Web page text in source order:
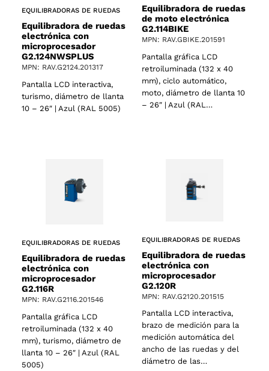
EQUILIBRADORAS DE RUEDAS
Equilibradora de ruedas
electrónica con
microprocesador
G2.124NWSPLUS
MPN: RAV.G2124.201317
Pantalla LCD interactiva,
turismo, diámetro de llanta
10 – 26″ | Azul (RAL 5005)
Equilibradora de ruedas
de moto electrónica
G2.114BIKE
MPN: RAV.GBIKE.201591
Pantalla gráfica LCD
retroiluminada (132 x 40
mm), ciclo automático,
moto, diámetro de llanta 10
– 26″ | Azul (RAL…
EQUILIBRADORAS DE RUEDAS
Equilibradora de ruedas
electrónica con
microprocesador
G2.116R
MPN: RAV.G2116.201546
Pantalla gráfica LCD
retroiluminada (132 x 40
mm), turismo, diámetro de
llanta 10 – 26″ | Azul (RAL
5005)
EQUILIBRADORAS DE RUEDAS
Equilibradora de ruedas
electrónica con
microprocesador
G2.120R
MPN: RAV.G2120.201515
Pantalla LCD interactiva,
brazo de medición para la
medición automática del
ancho de las ruedas y del
diámetro de las…